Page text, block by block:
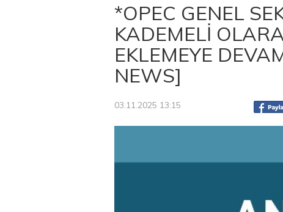
*OPEC GENEL
KADEMELİ
EKLEMEYE
NEWS]
03.11.2025 13:15